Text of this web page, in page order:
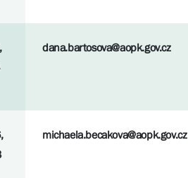
dana.bartosova@aopk.gov.cz
michaela.becakova@aopk.gov.cz